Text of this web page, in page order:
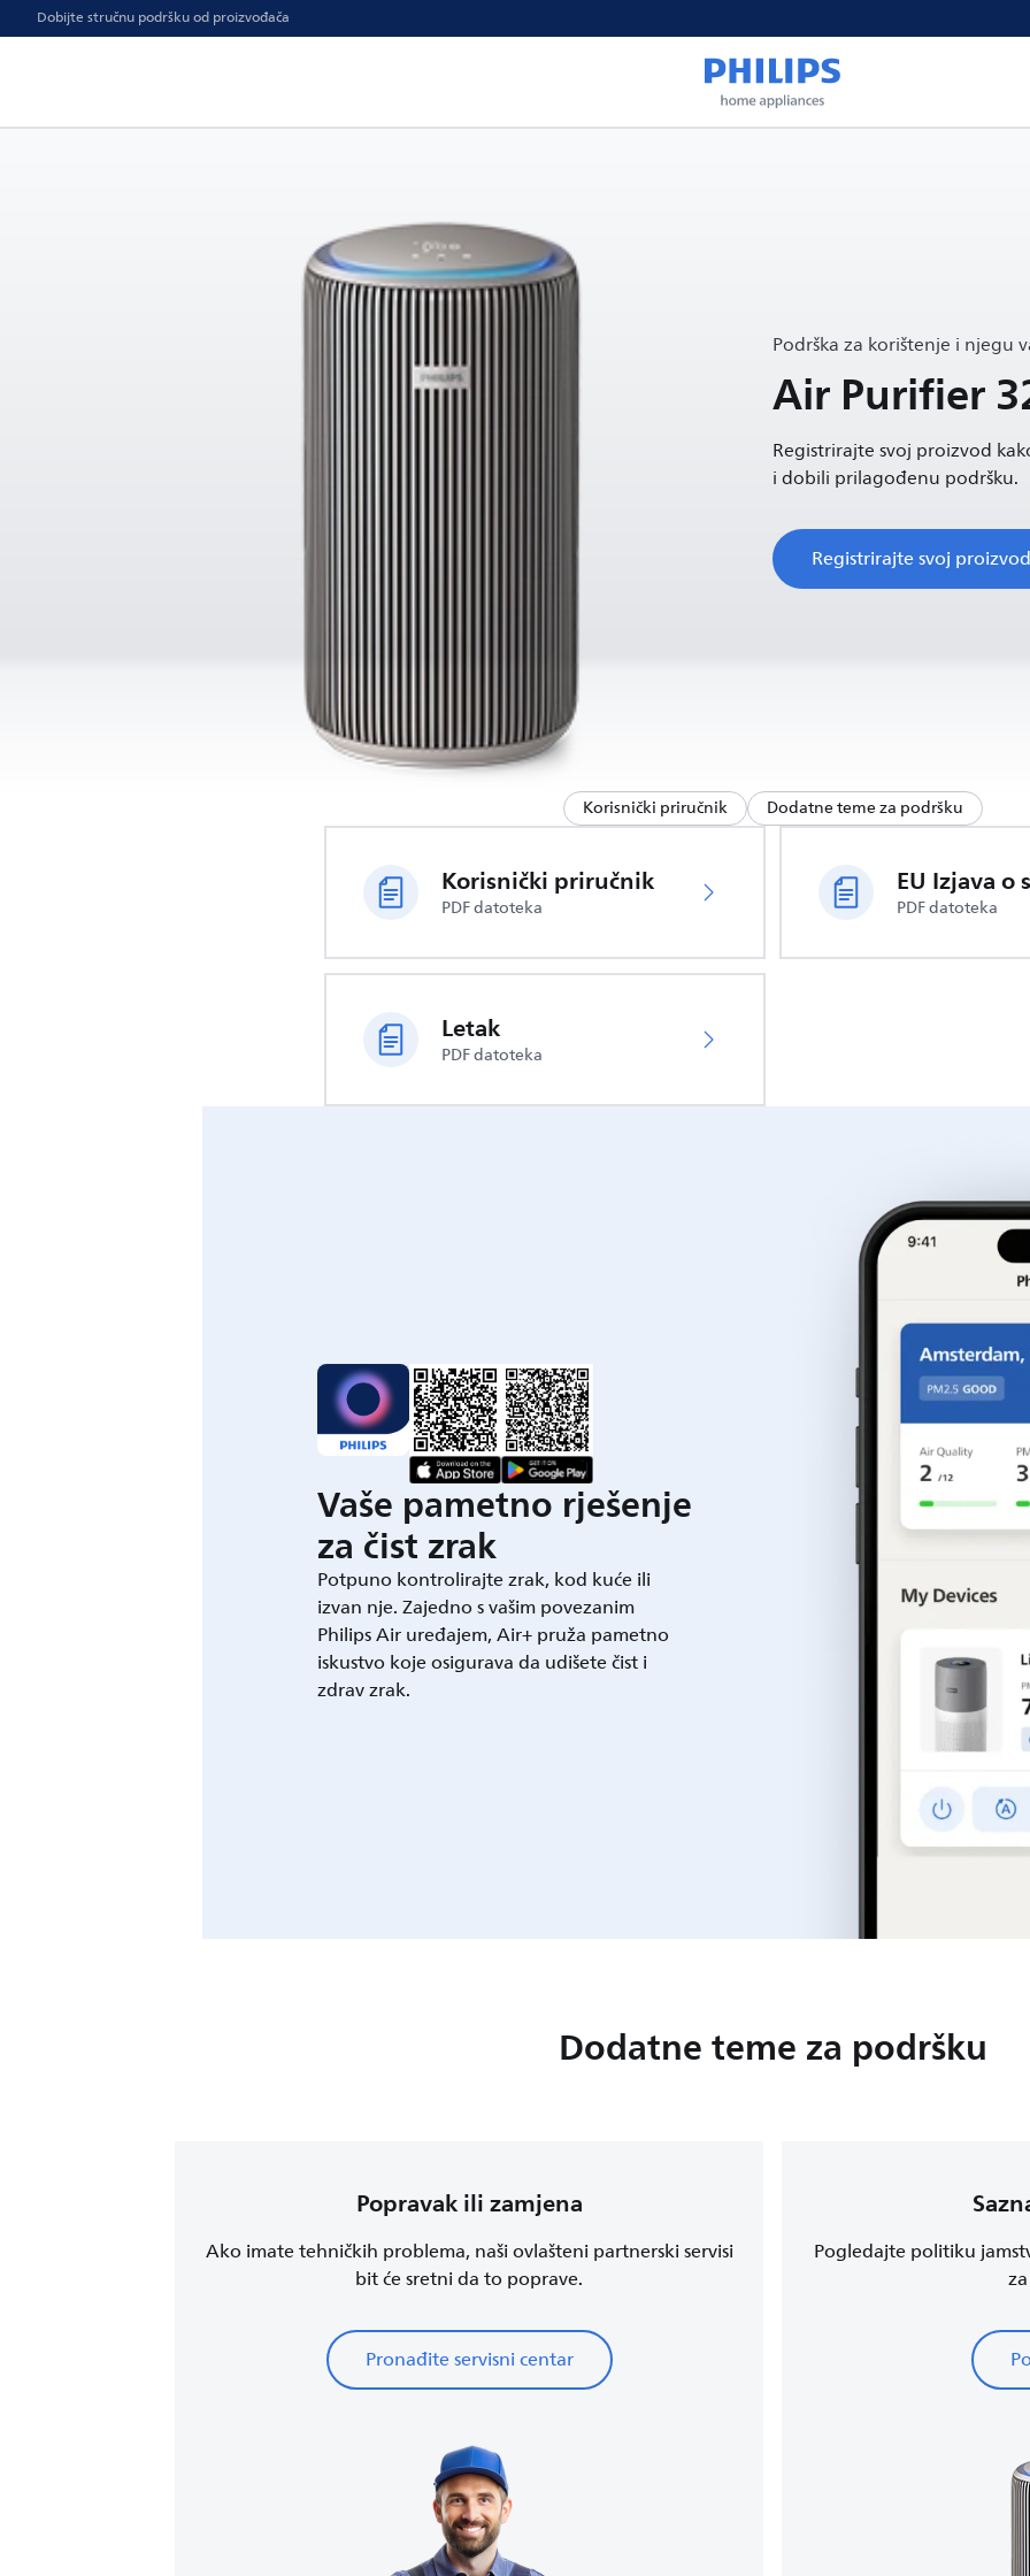
Dobijte stručnu podršku od proizvođača
Podrška za korištenje i njegu
Air Purifier
Registrirajte svoj proizvod
i dobili prilagođenu podršku.
Registrirajte svoj proizvod
Korisnički priručnik Dodatne teme za podršku
Korisnički priručnik
PDF datoteka PDF datoteka
Letak
PDF datoteka
Vaše pametno rješenje
za čist zrak
Potpuno kontrolirajte zrak, kod kuće ili
izvan nje. Zajedno s vašim povezanim
Philips Air uređajem, Air+ pruža pametno
iskustvo koje osigurava da udišete čist i
zdrav zrak.
Dodatne teme za podršku
Popravak ili zamjena
Ako imate tehničkih problema, naši ovlašteni partnerski servisi
bit će sretni da to poprave.
Pronađite servisni centar
Pogledajte politiku